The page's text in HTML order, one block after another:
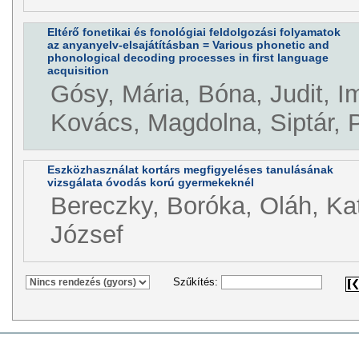
Eltérő fonetikai és fonológiai feldolgozási folyamatok
az anyanyelv-elsajátításban = Various phonetic and
phonological decoding processes in first language
acquisition
Gósy, Mária, Bóna, Judit,
Kovács, Magdolna, Siptár,
Eszközhasználat kortárs megfigyeléses tanulásának
vizsgálata óvodás korú gyermekeknél
Bereczky, Boróka, Oláh,
József
Szűkítés: